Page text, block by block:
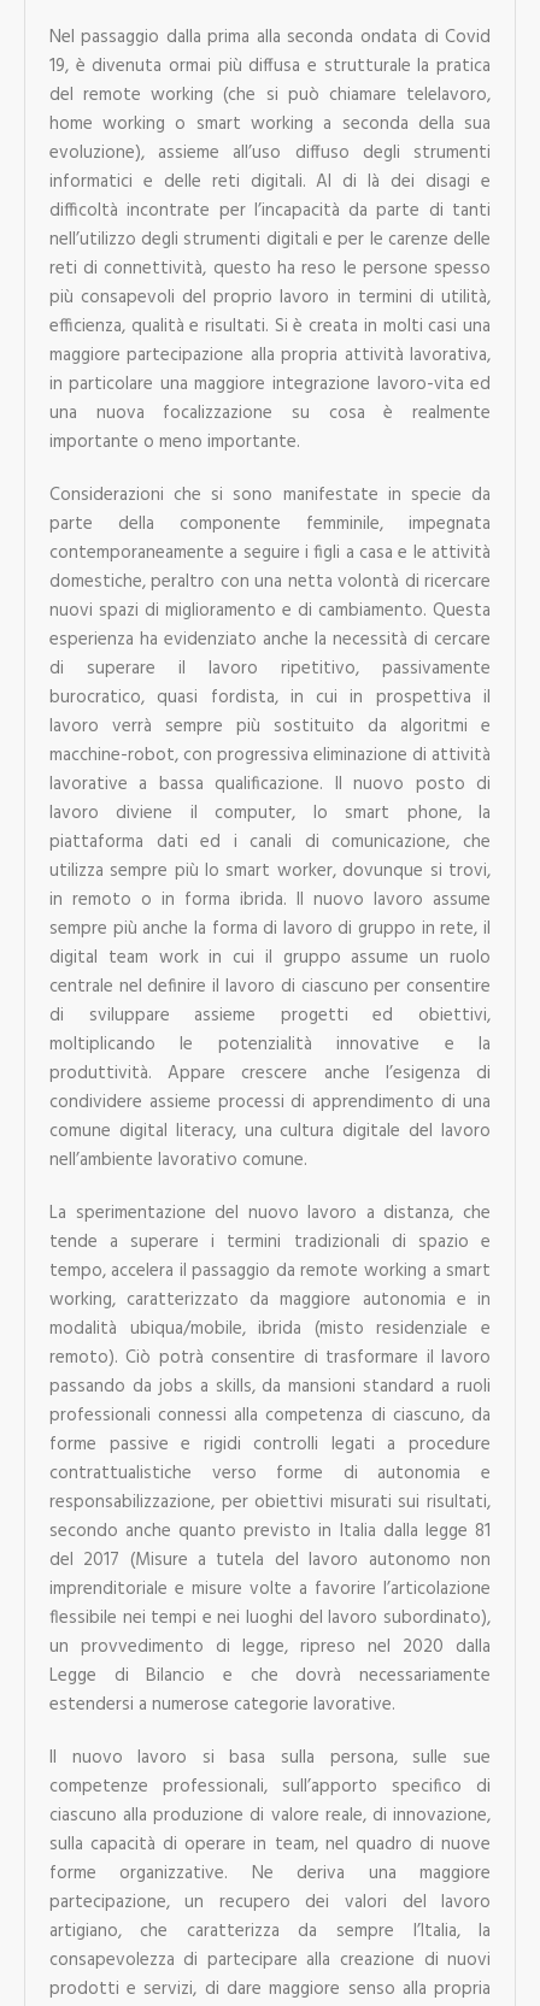
Nel passaggio dalla prima alla seconda ondata di Covid
19, è divenuta ormai più diffusa e strutturale la pratica
del remote working (che si può chiamare telelavoro,
home working o smart working a seconda della sua
evoluzione), assieme all’uso diffuso degli strumenti
informatici e delle reti digitali. Al di là dei disagi e
difficoltà incontrate per l’incapacità da parte di tanti
nell’utilizzo degli strumenti digitali e per le carenze delle
reti di connettività, questo ha reso le persone spesso
più consapevoli del proprio lavoro in termini di utilità,
efficienza, qualità e risultati. Si è creata in molti casi una
maggiore partecipazione alla propria attività lavorativa,
in particolare una maggiore integrazione lavoro-vita ed
una nuova focalizzazione su cosa è realmente
importante o meno importante.
Considerazioni che si sono manifestate in specie da
parte della componente femminile, impegnata
contemporaneamente a seguire i figli a casa e le attività
domestiche, peraltro con una netta volontà di ricercare
nuovi spazi di miglioramento e di cambiamento. Questa
esperienza ha evidenziato anche la necessità di cercare
di superare il lavoro ripetitivo, passivamente
burocratico, quasi fordista, in cui in prospettiva il
lavoro verrà sempre più sostituito da algoritmi e
macchine-robot, con progressiva eliminazione di attività
lavorative a bassa qualificazione. Il nuovo posto di
lavoro diviene il computer, lo smart phone, la
piattaforma dati ed i canali di comunicazione, che
utilizza sempre più lo smart worker, dovunque si trovi,
in remoto o in forma ibrida. Il nuovo lavoro assume
sempre più anche la forma di lavoro di gruppo in rete, il
digital team work in cui il gruppo assume un ruolo
centrale nel definire il lavoro di ciascuno per consentire
di sviluppare assieme progetti ed obiettivi,
moltiplicando le potenzialità innovative e la
produttività. Appare crescere anche l’esigenza di
condividere assieme processi di apprendimento di una
comune digital literacy, una cultura digitale del lavoro
nell’ambiente lavorativo comune.
La sperimentazione del nuovo lavoro a distanza, che
tende a superare i termini tradizionali di spazio e
tempo, accelera il passaggio da remote working a smart
working, caratterizzato da maggiore autonomia e in
modalità ubiqua/mobile, ibrida (misto residenziale e
remoto). Ciò potrà consentire di trasformare il lavoro
passando da jobs a skills, da mansioni standard a ruoli
professionali connessi alla competenza di ciascuno, da
forme passive e rigidi controlli legati a procedure
contrattualistiche verso forme di autonomia e
responsabilizzazione, per obiettivi misurati sui risultati,
secondo anche quanto previsto in Italia dalla legge 81
del 2017 (Misure a tutela del lavoro autonomo non
imprenditoriale e misure volte a favorire l’articolazione
flessibile nei tempi e nei luoghi del lavoro subordinato),
un provvedimento di legge, ripreso nel 2020 dalla
Legge di Bilancio e che dovrà necessariamente
estendersi a numerose categorie lavorative.
Il nuovo lavoro si basa sulla persona, sulle sue
competenze professionali, sull’apporto specifico di
ciascuno alla produzione di valore reale, di innovazione,
sulla capacità di operare in team, nel quadro di nuove
forme organizzative. Ne deriva una maggiore
partecipazione, un recupero dei valori del lavoro
artigiano, che caratterizza da sempre l’Italia, la
consapevolezza di partecipare alla creazione di nuovi
prodotti e servizi, di dare maggiore senso alla propria